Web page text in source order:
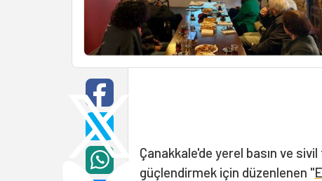
Çanakkale'de yerel basın ve
güçlendirmek için düzenlenen "